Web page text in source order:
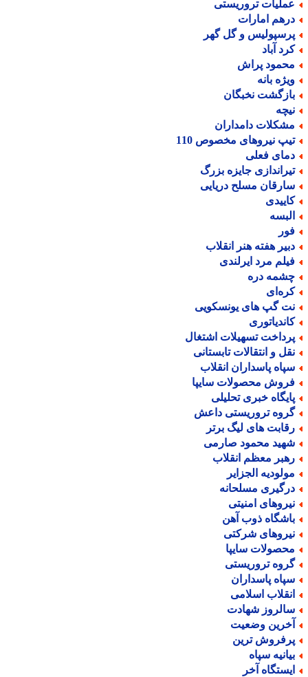
تروریستی
امارات
و گل گهر
آباد
پراش
بانه
نخبگان
دامداران
نیروهای مخصوص 110
فعلی
جایزه بزرگ
مسلح دریایی
هفته هنر انقلاب
مرد ایرلندی
دره
گپ های یونسکویی
تسهیلات اشتغال
و انتقالات تابستانی
پاسداران انقلاب
محصولات سایپا
خبری تحلیلی
تروریستی داعش
های لیگ برتر
محمود صارمی
معظم انقلاب
الجزایر
مسلحانه
امنیتی
ذوب آهن
شرکتی
سایپا
تروریستی
پاسداران
اسلامی
شهادت
وضعیت
ترین
سپاه
آخر